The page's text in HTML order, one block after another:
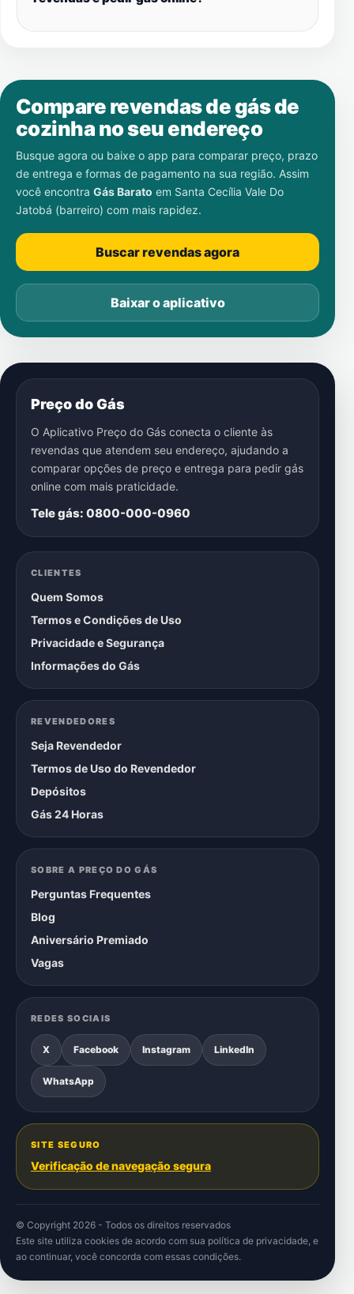
Compare revendas de gás de
cozinha no seu endereço
Busque agora ou baixe o app para comparar preço, prazo
de entrega e formas de pagamento na sua região. Assim
você encontra Gás Barato em Santa Cecília Vale Do
Jatobá (barreiro) com mais rapidez.
Buscar revendas agora
Baixar o aplicativo
Preço do Gás
O Aplicativo Preço do Gás conecta o cliente às
revendas que atendem seu endereço, ajudando a
comparar opções de preço e entrega para pedir gás
online com mais praticidade.
Tele gás: 0800-000-0960
CLIENTES
Quem Somos
Termos e Condições de Uso
Privacidade e Segurança
Informações do Gás
REVENDEDORES
Seja Revendedor
Termos de Uso do Revendedor
Depósitos
Gás 24 Horas
SOBRE A PREÇO DO GÁS
Perguntas Frequentes
Blog
Aniversário Premiado
Vagas
REDES SOCIAIS
X Facebook Instagram LinkedIn
WhatsApp
SITE SEGURO
Verificação de navegação segura
© Copyright 2026 - Todos os direitos reservados
Este site utiliza cookies de acordo com sua política de privacidade, e
ao continuar, você concorda com essas condições.